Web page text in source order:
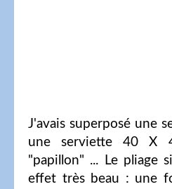
J'avais superposé une
une serviette 40 X
"papillon" ... Le pliage
effet très beau : une